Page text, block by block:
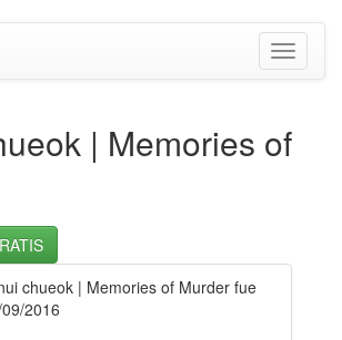
Toggle
| Memories of
chueok | Memories of Murder fue
2016